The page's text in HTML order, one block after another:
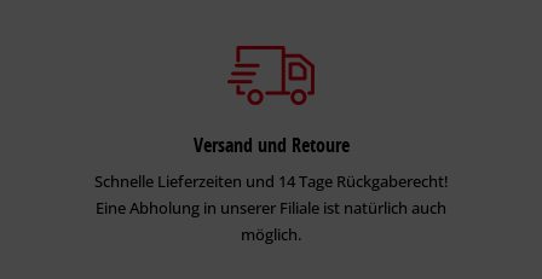
Versand und Retoure
Schnelle Lieferzeiten und 14 Tage Rückgaberecht!
Eine Abholung in unserer Filiale ist natürlich auch
möglich.